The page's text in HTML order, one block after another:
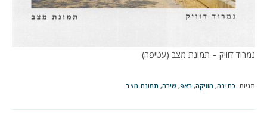
נמרוד דוויק – תמונת מצב (עטיפה)
תגיות: כתיבה, מוזיקה, ראפ, שירה, תמונת מצב